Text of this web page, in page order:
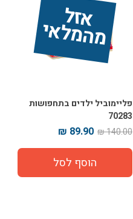
אז
ל
מ
ה
מ
ל
אי
פליימוביל ילדים בתחפושות
70283
140.00 ₪
89.90 ₪